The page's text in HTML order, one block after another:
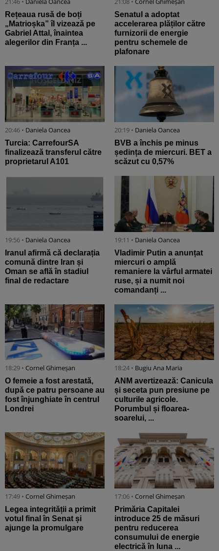
Rețeaua rusă de boți
„Matrioșka” îl vizează pe
Gabriel Attal, înaintea
alegerilor din Franța ...
Senatul a adoptat
accelerarea plăților către
furnizorii de energie
pentru schemele de
plafonare
20:46 • Daniela Oancea
Turcia: CarrefourSA
finalizează transferul către
proprietarul A101
20:19 • Daniela Oancea
BVB a închis pe minus
ședința de miercuri. BET a
scăzut cu 0,57%
19:56 • Daniela Oancea
Iranul afirmă că declarația
comună dintre Iran și
Oman se află în stadiul
final de redactare
19:11 • Daniela Oancea
Vladimir Putin a anunțat
miercuri o amplă
remaniere la vârful armatei
ruse, și a numit noi
comandanți ...
18:29 • Cornel Ghimeșan
O femeie a fost arestată,
după ce patru persoane au
fost înjunghiate în centrul
Londrei
18:24 • Bugiu ⁠Ana Maria
ANM avertizează: Canicula
și seceta pun presiune pe
culturile agricole.
Porumbul și floarea-
soarelui, ...
17:49 • Cornel Ghimeșan
Legea integrității a primit
votul final în Senat și
ajunge la promulgare
17:06 • Cornel Ghimeșan
Primăria Capitalei
introduce 25 de măsuri
pentru reducerea
consumului de energie
electrică în luna ...